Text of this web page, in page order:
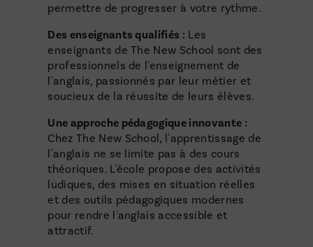
permettre de progresser à votre rythme.
Des enseignants qualifiés : Les
enseignants de The New School sont des
professionnels de l'enseignement de
l'anglais, passionnés par leur métier et
soucieux de la réussite de leurs élèves.
Une approche pédagogique innovante :
Chez The New School, l'apprentissage de
l'anglais ne se limite pas à des cours
théoriques. L'école propose des activités
ludiques, des mises en situation réelles
et des outils pédagogiques modernes
pour rendre l'anglais accessible et
attractif.